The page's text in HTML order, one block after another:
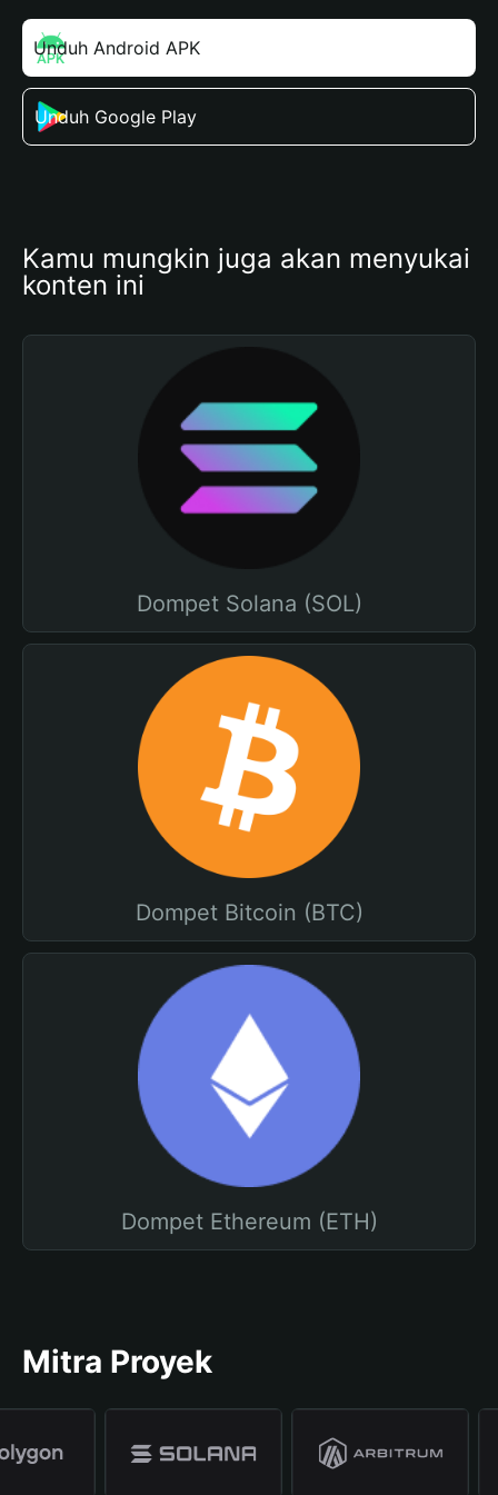
Unduh Android APK
Unduh Google Play
Kamu mungkin juga akan menyukai
konten ini
Dompet Solana (SOL)
Dompet Bitcoin (BTC)
Dompet Ethereum (ETH)
Mitra Proyek